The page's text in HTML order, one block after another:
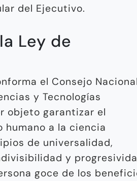
del Ejecutivo.
Ley de
el Consejo
y Tecnologías
objeto garantizar el
a la ciencia
de universalidad,
y
goce de los